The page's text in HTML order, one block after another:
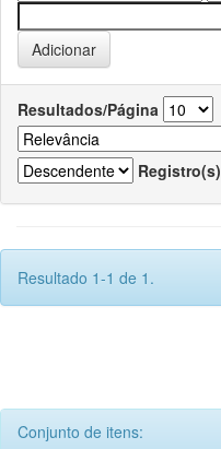
Resultados/Página
Registro(s)
Resultado 1-1 de 1.
Conjunto de itens: